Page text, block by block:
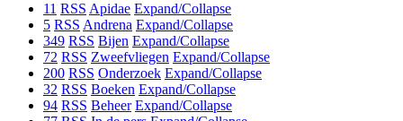
11 RSS Apidae Expand/Collapse
5 RSS Andrena Expand/Collapse
349 RSS Bijen Expand/Collapse
72 RSS Zweefvliegen Expand/Collapse
200 RSS Onderzoek Expand/Collapse
32 RSS Boeken Expand/Collapse
94 RSS Beheer Expand/Collapse